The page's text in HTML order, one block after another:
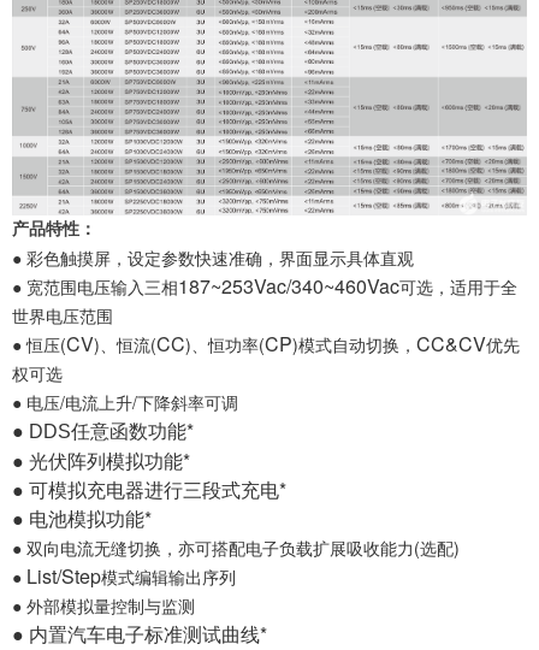
产品特性：
● 彩色触摸屏，设定参数快速准确，界面显示具体直观
● 宽范围电压输入三相187~253Vac/340~460Vac可选，适用于全
世界电压范围
● 恒压(CV)、恒流(CC)、恒功率(CP)模式自动切换， CC&CV优先
权可选
● 电压/电流上升/下降斜率可调
● DDS任意函数功能*
● 光伏阵列模拟功能*
● 可模拟充电器进行三段式充电*
● 电池模拟功能*
● 双向电流无缝切换，亦可搭配电子负载扩展吸收能力(选配)
● List/Step模式编辑输出序列
● 外部模拟量控制与监测
● 内置汽车电子标准测试曲线*